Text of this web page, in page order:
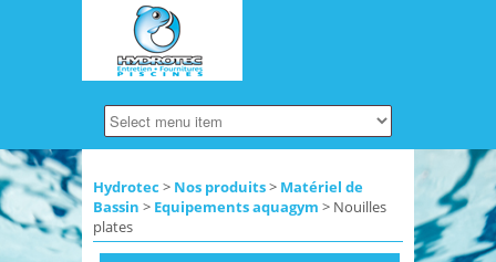
Hydrotec > Nos produits> Matériel de
Bassin > Equipements aquagym > Nouilles
plates